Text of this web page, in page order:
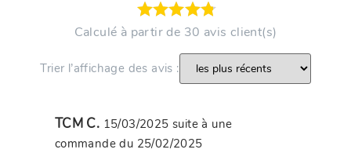
Calculé à partir de 30 avis client(s)
Trier l’affichage des avis :
TCM C. 15/03/2025 suite à une
commande du 25/02/2025